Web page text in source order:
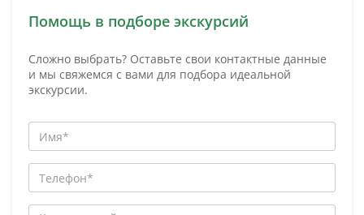
Помощь в подборе экскурсий
Сложно выбрать? Оставьте свои контактные данные
и мы свяжемся с вами для подбора идеальной
экскурсии.